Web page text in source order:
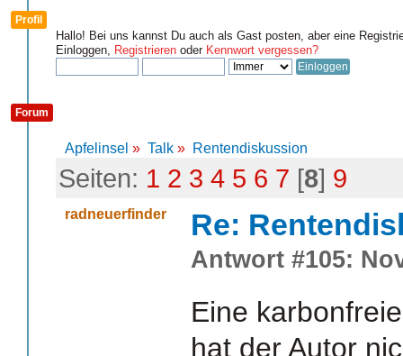
Profil
Hallo! Bei uns kannst Du auch als Gast posten, aber eine
Einloggen, Registrieren oder Kennwort vergessen?
Forum
Apfelinsel » Talk » Rentendiskussion
Seiten: 1 2 3 4 5 6 7 [8] 9
radneuerfinder Re:
Antwort #105:
Eine
hat der Autor